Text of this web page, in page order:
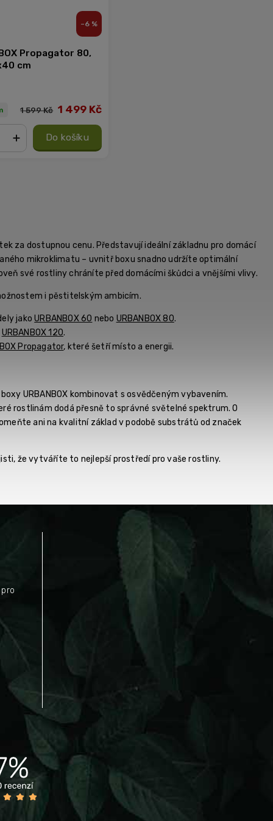
–6 %
Propagator 80,
cm
1 599 Kč 1 499 Kč
Do košíku
za dostupnou cenu. Představují ideální základnu pro domácí
mikroklimatu – uvnitř boxu snadno udržíte optimální
své rostliny chráníte před domácími škůdci a vnějšími vlivy.
i pěstitelským ambicím.
jakoURBANBOX 60 nebo URBANBOX 80.
URBANBOX 120.
Propagator, které šetří místo a energii.
URBANBOX kombinovat s osvědčeným vybavením.
rostlinám dodá přesně to správné světelné spektrum. O
ani na kvalitní základ v podobě substrátů od značek
že vytváříte to nejlepší prostředí pro vaše rostliny.